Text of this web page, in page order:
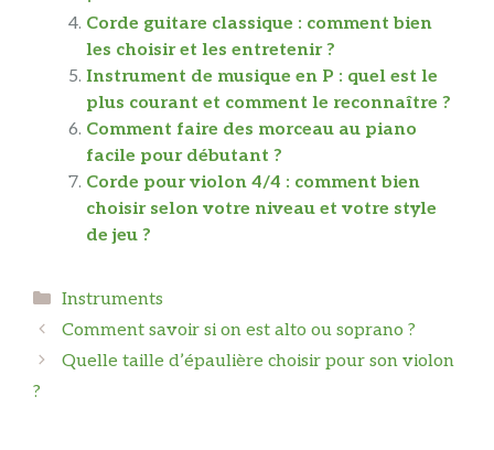
Corde guitare classique : comment bien
les choisir et les entretenir ?
Instrument de musique en P : quel est le
plus courant et comment le reconnaître ?
Comment faire des morceau au piano
facile pour débutant ?
Corde pour violon 4/4 : comment bien
choisir selon votre niveau et votre style
de jeu ?
Catégories
Instruments
Comment savoir si on est alto ou soprano ?
Quelle taille d’épaulière choisir pour son violon
?